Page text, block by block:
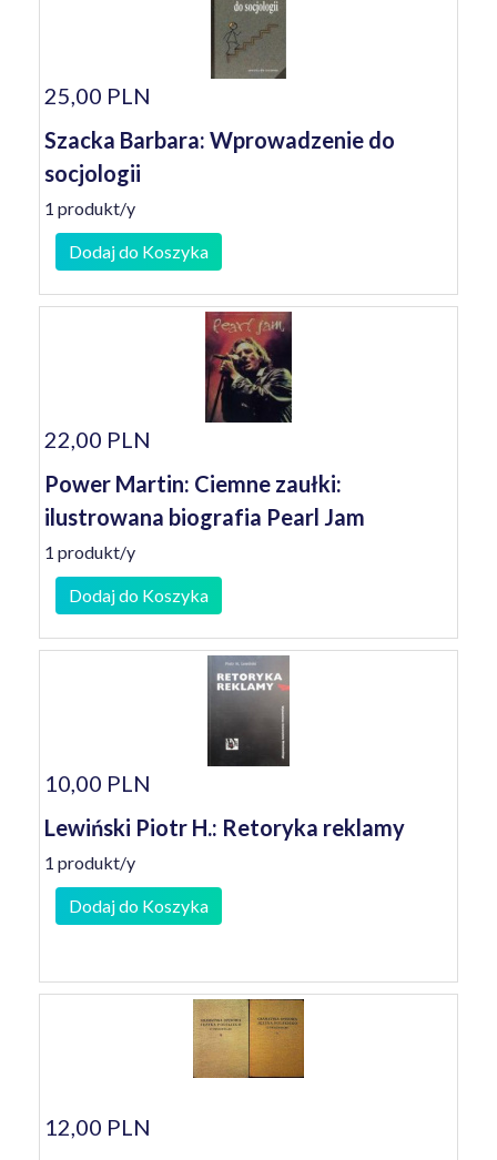
25,00 PLN
Szacka Barbara: Wprowadzenie do
socjologii
1 produkt/y
Dodaj do Koszyka
22,00 PLN
Power Martin: Ciemne zaułki:
ilustrowana biografia Pearl Jam
1 produkt/y
Dodaj do Koszyka
10,00 PLN
Lewiński Piotr H.: Retoryka reklamy
1 produkt/y
Dodaj do Koszyka
12,00 PLN